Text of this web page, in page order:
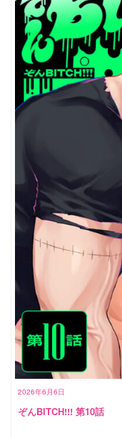
2026年6月6日
ぞんBITCH!!! 第10話